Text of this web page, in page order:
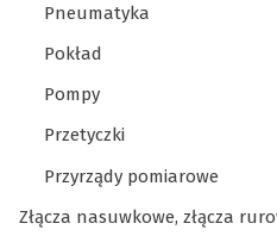
Pneumatyka
Pokład
Pompy
Przetyczki
Przyrządy pomiarowe
Złącza nasuwkowe, złącza